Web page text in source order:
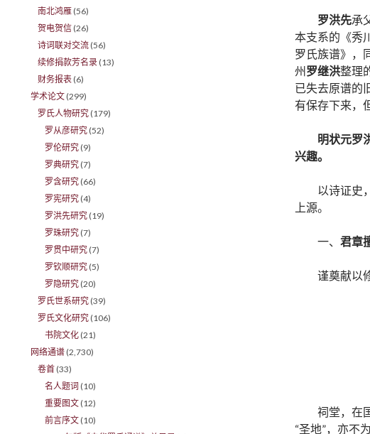
罗洪先承
本支系的《秀
罗氏族谱》，
州罗继洪整理
已失去原谱的
有保存下来，
明状元罗
兴趣。
以诗证史
上源。
一、 君章
谨奠献以
祠堂，在
“圣地”，亦不
南北鸿雁 (56)
贺电贺信 (26)
诗词联对交流 (56)
续修捐款芳名录 (13)
财务报表 (6)
学术论文 (299)
罗氏人物研究 (179)
罗从彦研究 (52)
罗伦研究 (9)
罗典研究 (7)
罗含研究 (66)
罗宪研究 (4)
罗洪先研究 (19)
罗珠研究 (7)
罗贯中研究 (7)
罗钦顺研究 (5)
罗隐研究 (20)
罗氏世系研究 (39)
罗氏文化研究 (106)
书院文化 (21)
网络通谱 (2,730)
卷首 (33)
名人题词 (10)
重要图文 (12)
前言序文 (10)